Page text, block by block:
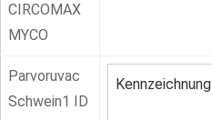
CIRCOMAX
MYCO
Parvoruvac
Schwein1 ID
Kennzeichnung